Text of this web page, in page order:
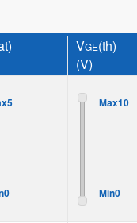
VGE(th)
(V)
Min0
Max10